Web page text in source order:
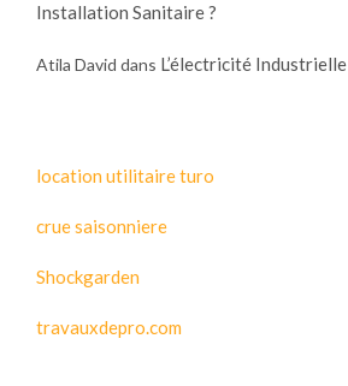
Installation Sanitaire ?
Atila David dans L’électricité Industrielle
location utilitaire turo
crue saisonniere
Shockgarden
travauxdepro.com